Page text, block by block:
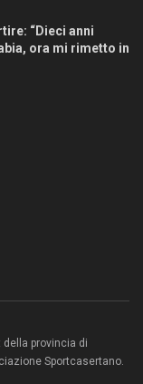
“Dieci anni
ora mi rimetto in
della provincia di
Sportcasertano.